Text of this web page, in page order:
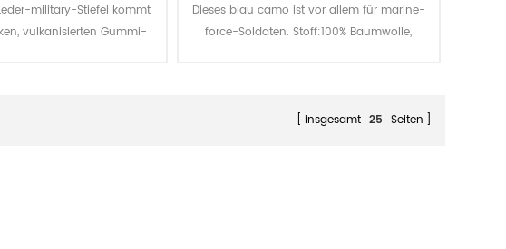
military-Stiefel kommt
vulkanisierten Gummi-
Dieses blau camo ist vor allem für marine-
force-Soldaten. Stoff:100% Baumwolle,
Wasch-und Reibung ist level 3-4
insgesamt 25 Seiten